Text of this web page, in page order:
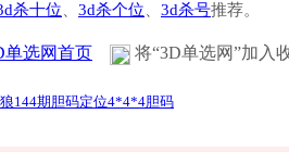
杀十位 3d杀个位 3d杀号推荐。
单选网首页 将“3D单选网”加入
144期胆码定位4*4*4胆码